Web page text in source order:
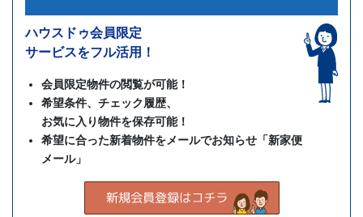
ハウスドゥ会員限定
サービスをフル活用！
会員限定物件の閲覧が可能！
希望条件、チェック履歴、
お気に入り物件を保存可能！
希望に合った新着物件をメールでお知らせ「新家便
メール」